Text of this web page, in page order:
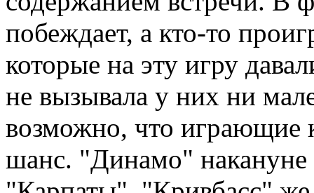
побеждает, а кто-то
которые на эту игру
не вызывала у них ни
возможно, что играющие
шанс. "Динамо" накануне